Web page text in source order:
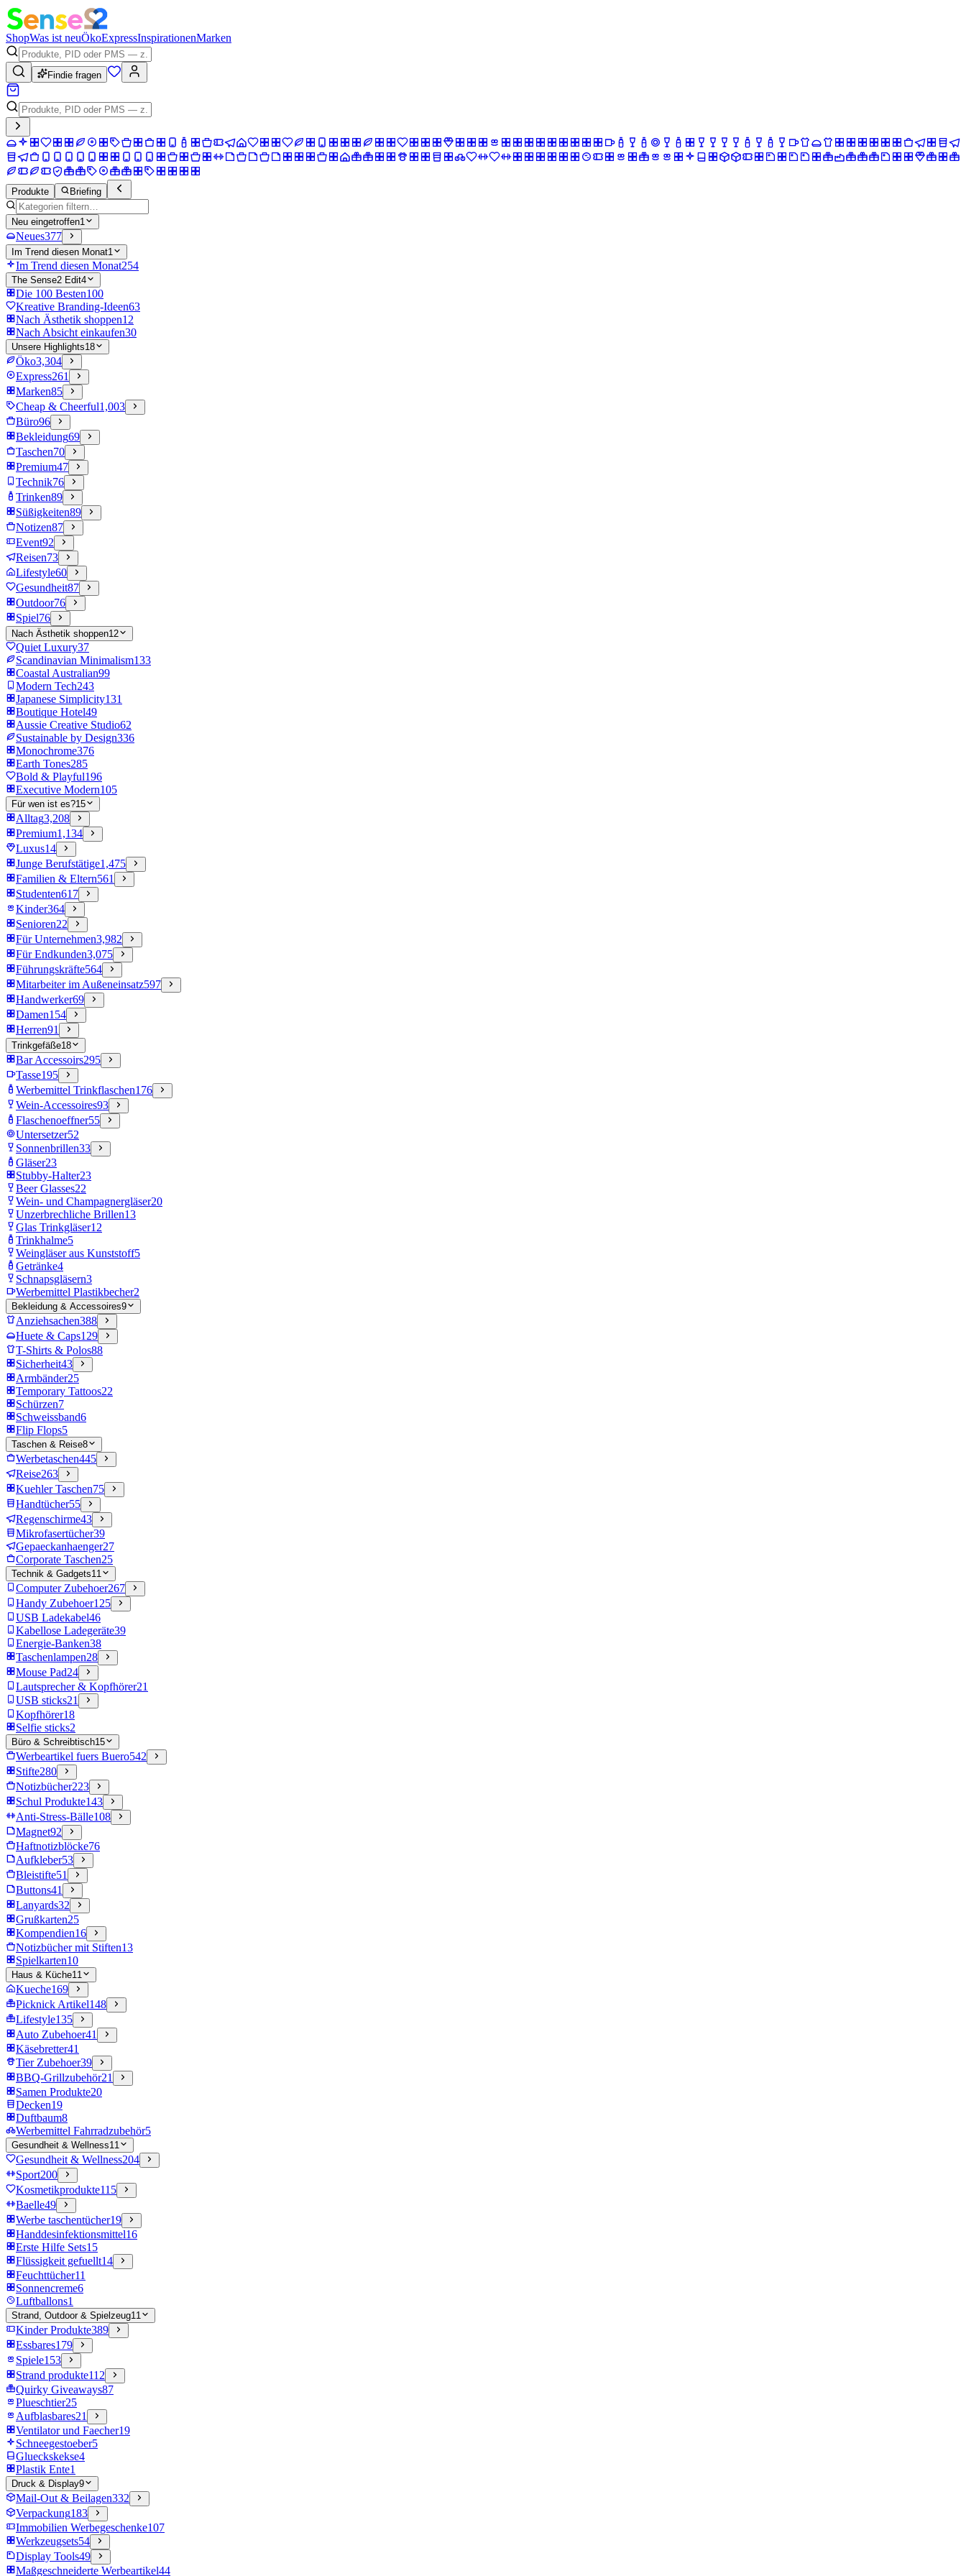
ShopWas ist neuÖkoExpressInspirationenMarken
Findie fragen
Produkte Briefing
Neu eingetroffen1
Neues377
Im Trend diesen Monat1
Im Trend diesen Monat254
The Sense2 Edit4
Die 100 Besten100
Kreative Branding-Ideen63
Nach Ästhetik shoppen12
Nach Absicht einkaufen30
Unsere Highlights18
Öko3,304
Express261
Marken85
Cheap & Cheerful1,003
Büro96
Bekleidung69
Taschen70
Premium47
Technik76
Trinken89
Süßigkeiten89
Notizen87
Event92
Reisen73
Lifestyle60
Gesundheit87
Outdoor76
Spiel76
Nach Ästhetik shoppen12
Quiet Luxury37
Scandinavian Minimalism133
Coastal Australian99
Modern Tech243
Japanese Simplicity131
Boutique Hotel49
Aussie Creative Studio62
Sustainable by Design336
Monochrome376
Earth Tones285
Bold & Playful196
Executive Modern105
Für wen ist es?15
Alltag3,208
Premium1,134
Luxus14
Junge Berufstätige1,475
Familien & Eltern561
Studenten617
Kinder364
Senioren22
Für Unternehmen3,982
Für Endkunden3,075
Führungskräfte564
Mitarbeiter im Außeneinsatz597
Handwerker69
Damen154
Herren91
Trinkgefäße18
Bar Accessoirs295
Tasse195
Werbemittel Trinkflaschen176
Wein-Accessoires93
Flaschenoeffner55
Untersetzer52
Sonnenbrillen33
Gläser23
Stubby-Halter23
Beer Glasses22
Wein- und Champagnergläser20
Unzerbrechliche Brillen13
Glas Trinkgläser12
Trinkhalme5
Weingläser aus Kunststoff5
Getränke4
Schnapsgläsern3
Werbemittel Plastikbecher2
Bekleidung & Accessoires9
Anziehsachen388
Huete & Caps129
T-Shirts & Polos88
Sicherheit43
Armbänder25
Temporary Tattoos22
Schürzen7
Schweissband6
Flip Flops5
Taschen & Reise8
Werbetaschen445
Reise263
Kuehler Taschen75
Handtücher55
Regenschirme43
Mikrofasertücher39
Gepaeckanhaenger27
Corporate Taschen25
Technik & Gadgets11
Computer Zubehoer267
Handy Zubehoer125
USB Ladekabel46
Kabellose Ladegeräte39
Energie-Banken38
Taschenlampen28
Mouse Pad24
Lautsprecher & Kopfhörer21
USB sticks21
Kopfhörer18
Selfie sticks2
Büro & Schreibtisch15
Werbeartikel fuers Buero542
Stifte280
Notizbücher223
Schul Produkte143
Anti-Stress-Bälle108
Magnet92
Haftnotizblöcke76
Aufkleber53
Bleistifte51
Buttons41
Lanyards32
Grußkarten25
Kompendien16
Notizbücher mit Stiften13
Spielkarten10
Haus & Küche11
Kueche169
Picknick Artikel148
Lifestyle135
Auto Zubehoer41
Käsebretter41
Tier Zubehoer39
BBQ-Grillzubehör21
Samen Produkte20
Decken19
Duftbaum8
Werbemittel Fahrradzubehör5
Gesundheit & Wellness11
Gesundheit & Wellness204
Sport200
Kosmetikprodukte115
Baelle49
Werbe taschentücher19
Handdesinfektionsmittel16
Erste Hilfe Sets15
Flüssigkeit gefuellt14
Feuchttücher11
Sonnencreme6
Luftballons1
Strand, Outdoor & Spielzeug11
Kinder Produkte389
Essbares179
Spiele153
Strand produkte112
Quirky Giveaways87
Plueschtier25
Aufblasbares21
Ventilator und Faecher19
Schneegestoeber5
Glueckskekse4
Plastik Ente1
Druck & Display9
Mail-Out & Beilagen332
Verpackung183
Immobilien Werbegeschenke107
Werkzeugsets54
Display Tools49
Maßgeschneiderte Werbeartikel44